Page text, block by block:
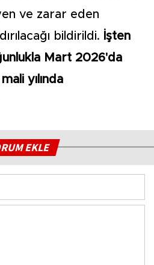
ve zarar eden
bildirildi. İşten
Mart 2026'da
yılında
EKLE